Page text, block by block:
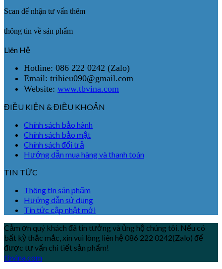
Scan để nhận tư vấn thêm
thông tin về sản phẩm
Liên Hệ
Hotline: 086 222 0242 (Zalo)
Email: trihieu090@gmail.com
Website: www.tbvina.com
ĐIỀU KIỆN & ĐIỀU KHOẢN
Chính sách bảo hành
Chính sách bảo mật
Chính sách đổi trả
Hướng dẫn mua hàng và thanh toán
TIN TỨC
Thông tin sản phẩm
Hướng dẫn sử dụng
Tin tức cập nhật mới
Cảm ơn quý khách đã tin tưởng và ủng hộ chúng tôi. Nếu có
bất kỳ thắc mắc, xin vui lòng liên hệ 086 222 0242(Zalo) để
được tư vấn chi tiết sản phẩm!
tbvina.com